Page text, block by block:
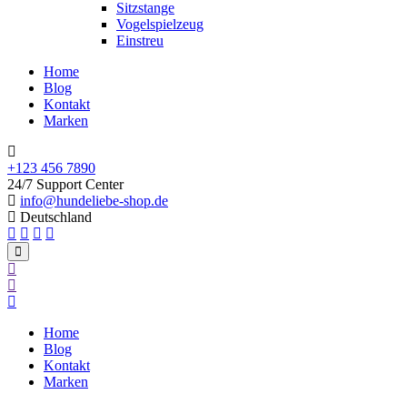
Sitzstange
Vogelspielzeug
Einstreu
Home
Blog
Kontakt
Marken
+123 456 7890
24/7 Support Center
info@hundeliebe-shop.de
Deutschland
Home
Blog
Kontakt
Marken